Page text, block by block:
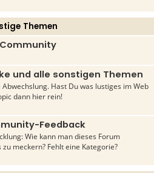
Themen
Community
und alle sonstigen Themen
Hast Du was lustiges im Web
dann hier rein!
Feedback
Wie kann man dieses Forum
meckern? Fehlt eine Kategorie?